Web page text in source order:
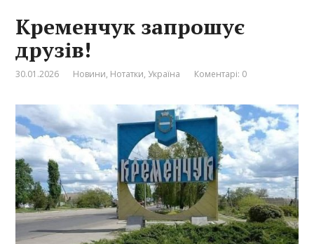
Кременчук запрошує
друзів!
30.01.2026 Новини, Нотатки, Україна Коментарі: 0